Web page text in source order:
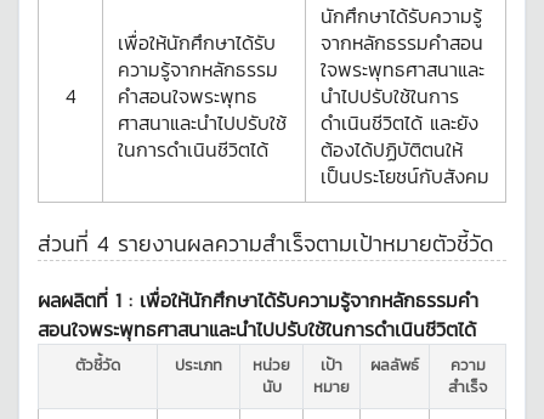
4
เพื่อให้นักศึกษาได้รับ
ความรู้จากหลักธรรม
คำสอนใจพระพุทธ
ศาสนาและนำไปปรับใช้
ในการดำเนินชีวิตได้
นักศึกษาได้รับความรู้
จากหลักธรรมคำสอน
ใจพระพุทธศาสนาและ
นำไปปรับใช้ในการ
ดำเนินชีวิตได้ และยัง
ต้องได้ปฏิบัติตนให้
เป็นประโยชน์กับสังคม
ส่วนที่ 4 รายงานผลความสำเร็จตามเป้าหมายตัวชี้วัด
ผลผลิตที่ 1 : เพื่อให้นักศึกษาได้รับความรู้จากหลักธรรมคำ
สอนใจพระพุทธศาสนาและนำไปปรับใช้ในการดำเนินชีวิตได้
ตัวชี้วัด ประเภท
หน่วย
นับ
เป้า
หมาย
ผลลัพธ์
ความ
สำเร็จ